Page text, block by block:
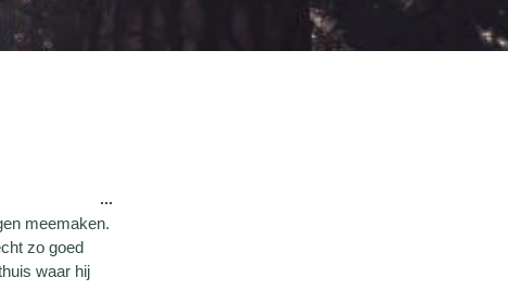
meemaken.
zo goed
waar hij
...